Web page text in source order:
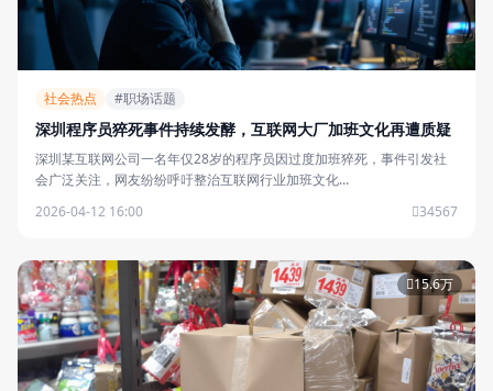
社会热点 #职场话题
深圳程序员猝死事件持续发酵，互联网大厂加班文化再遭质疑
深圳某互联网公司一名年仅28岁的程序员因过度加班猝死，事件引发社
会广泛关注，网友纷纷呼吁整治互联网行业加班文化...
2026-04-12 16:00
34567
15.6万